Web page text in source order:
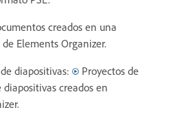
creados en una
Elements Organizer.
diapositivas:
Proyectos de
creados en